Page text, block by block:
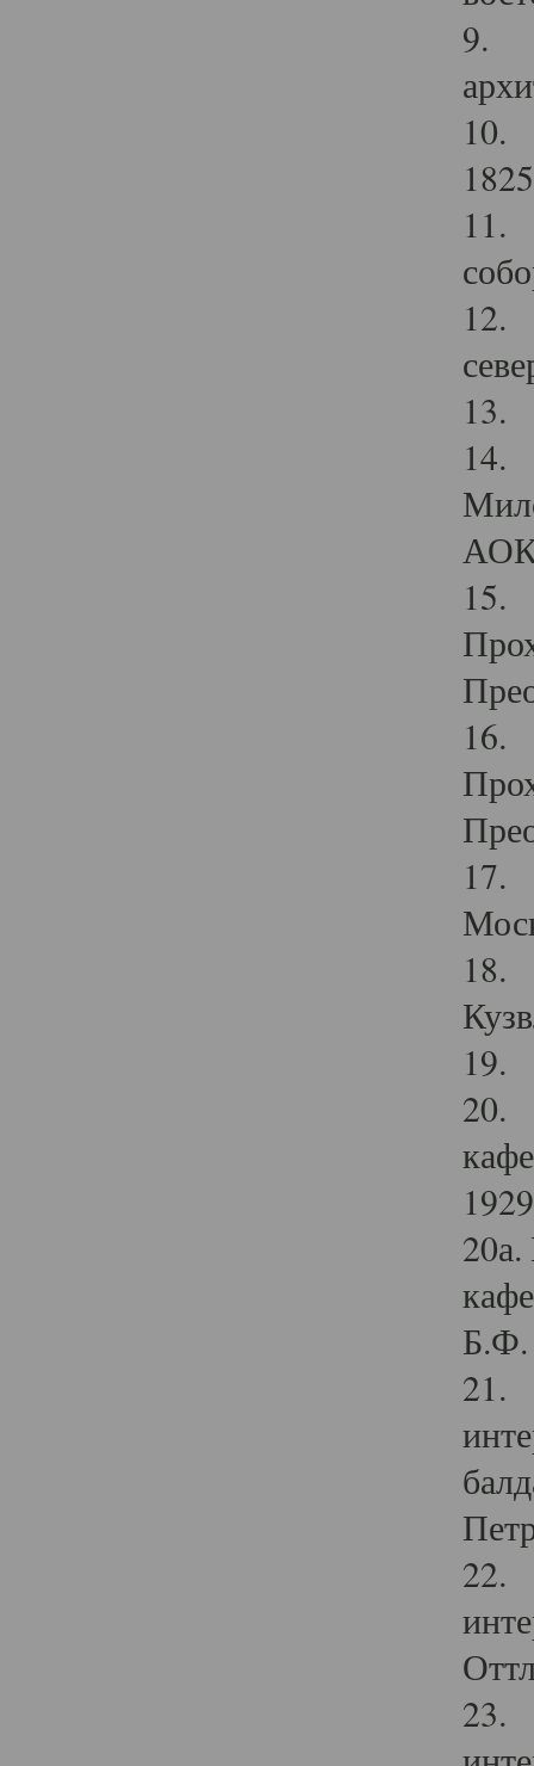
9.
10.
11.
12.
13.
14.
15.
16.
17.
18.
19.
20.
Б.Ф.
21.
22.
23.